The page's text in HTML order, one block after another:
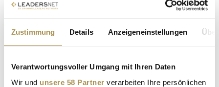
Zustimmung Details Anzeigeneinstellungen
Verantwortungsvoller Umgang mit Ihren Daten
Wir und unsere 58 Partner verarbeiten Ihre persönlichen